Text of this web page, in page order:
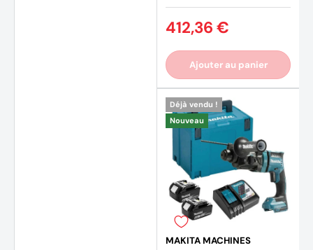
412,36 €
Ajouter au panier
Déjà vendu !
Nouveau
MAKITA MACHINES